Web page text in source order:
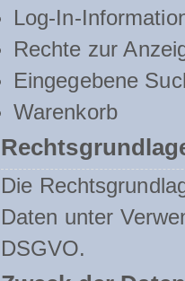
Log-In-
Rechte zur
Eingegebene
Warenkorb
Die
Daten unter
DSGVO.